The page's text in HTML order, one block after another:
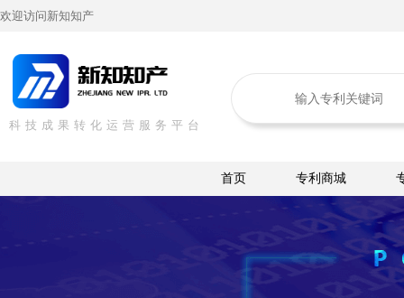
欢迎访问新知知产
科技成果转化运营服务平台
首页 专利商城